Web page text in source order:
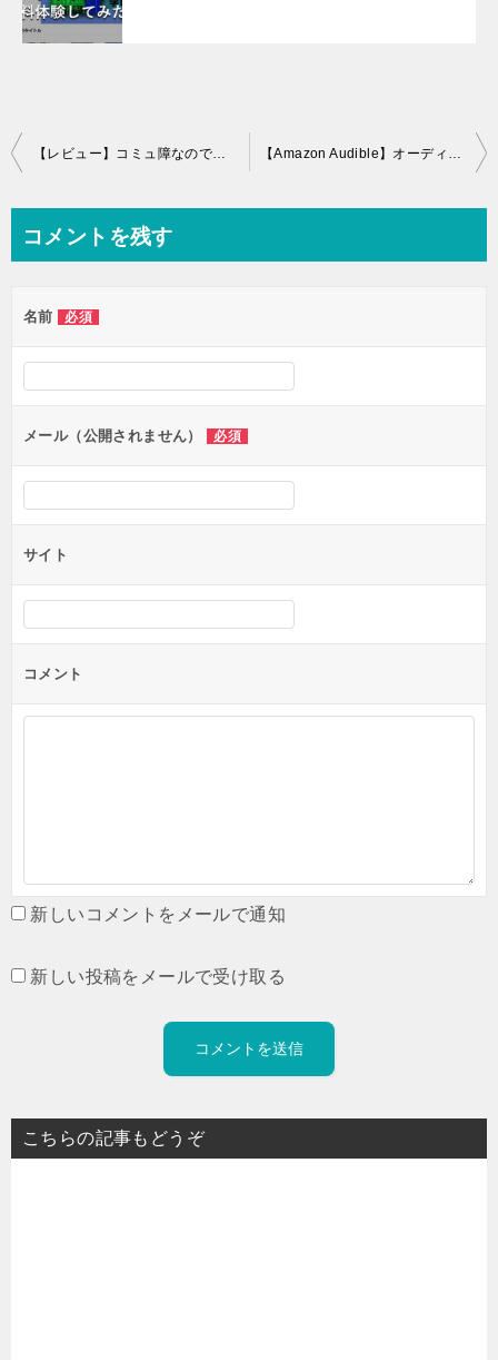
投
ビ
ー
シ
ョ
ン
コメントを残す
名前 必須
メール（公開されません） 必須
サイト
コメント
新しいコメントをメールで通知
新しい投稿をメールで受け取る
こちらの記事もどうぞ